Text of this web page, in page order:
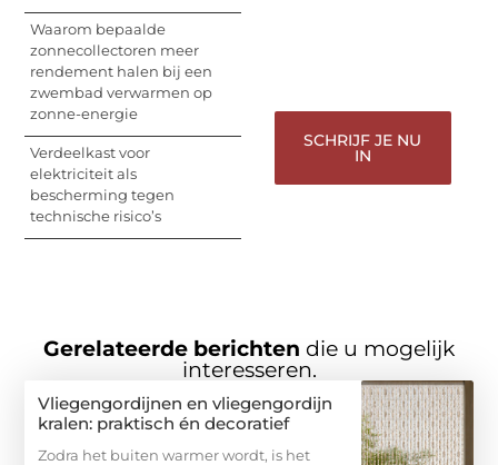
Waarom bepaalde
zonnecollectoren meer
rendement halen bij een
zwembad verwarmen op
zonne-energie
Verdeelkast voor
elektriciteit als
bescherming tegen
technische risico’s
SCHRIJF JE NU
IN
Gerelateerde berichten die u mogelijk
interesseren.
Vliegengordijnen en vliegengordijn
kralen: praktisch én decoratief
Zodra het buiten warmer wordt, is het